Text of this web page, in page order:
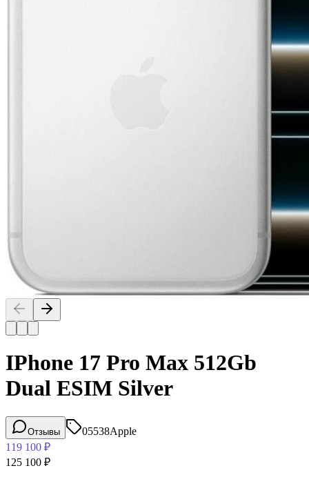
IPhone 17 Pro Max 512Gb
Dual ESIM Silver
Отзывы 05538Apple
119 100 ₽
125 100 ₽